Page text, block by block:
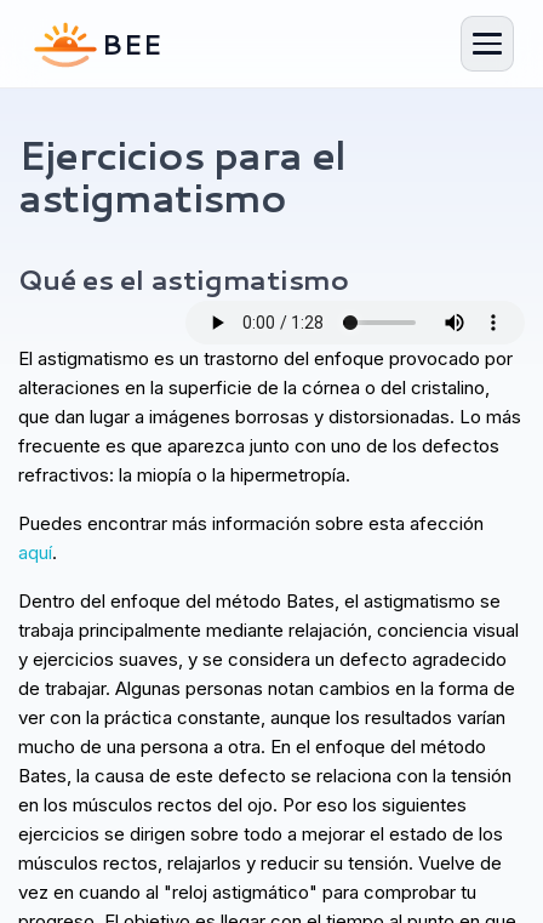
Generador de plan de ejercicios
Tu plan personalizado en 1 minuto
Ejercicios para el
astigmatismo
Qué es el astigmatismo
El astigmatismo es un trastorno del enfoque provocado por
alteraciones en la superficie de la córnea o del cristalino,
que dan lugar a imágenes borrosas y distorsionadas. Lo más
frecuente es que aparezca junto con uno de los defectos
refractivos: la miopía o la hipermetropía.
Puedes encontrar más información sobre esta afección
aquí.
Dentro del enfoque del método Bates, el astigmatismo se
trabaja principalmente mediante relajación, conciencia visual
y ejercicios suaves, y se considera un defecto agradecido
de trabajar. Algunas personas notan cambios en la forma de
ver con la práctica constante, aunque los resultados varían
mucho de una persona a otra. En el enfoque del método
Bates, la causa de este defecto se relaciona con la tensión
en los músculos rectos del ojo. Por eso los siguientes
ejercicios se dirigen sobre todo a mejorar el estado de los
músculos rectos, relajarlos y reducir su tensión. Vuelve de
vez en cuando al "reloj astigmático" para comprobar tu